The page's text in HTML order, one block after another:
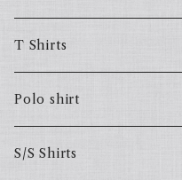
T Shirts
Polo shirt
S/S Shirts